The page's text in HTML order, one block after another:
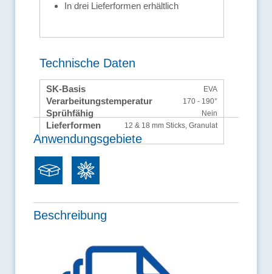
In drei Lieferformen erhältlich
Technische Daten
SK-Basis EVA
Verarbeitungstemperatur 170 - 190°
Sprühfähig Nein
Lieferformen 12 & 18 mm Sticks, Granulat
Anwendungsgebiete
Beschreibung